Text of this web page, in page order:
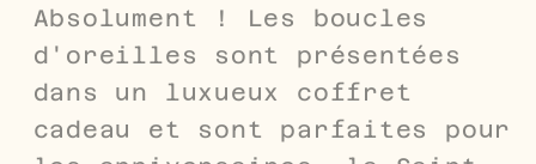
Absolument ! Les boucles
d'oreilles sont présentées
dans un luxueux coffret
cadeau et sont parfaites pour